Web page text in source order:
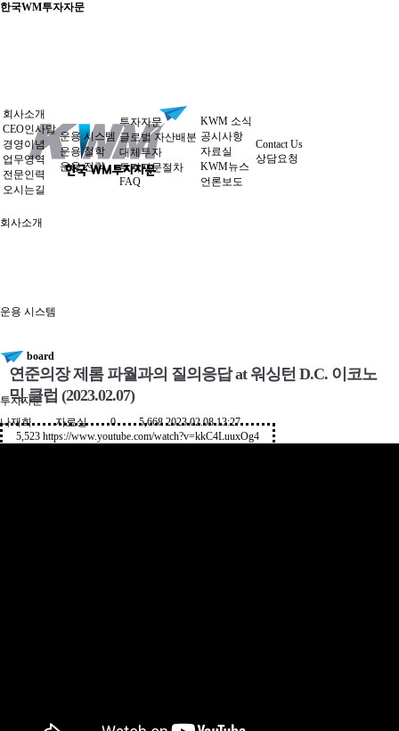
한국WM투자자문
회사소개
운용 시스템
투자자문
회사소개
CEO인사말
경영이념
업무영역
전문인력
오시는길
운용 시스템
운용 철학
운용 전략
투자자문
글로벌 자산배분
대체투자
투자자문절차
FAQ
KWM 소식
공시사항
자료실
KWM뉴스
언론보도
Contact Us
상담요청
board
연준의장 제롬 파월과의 질의응답 at 워싱턴 D.C. 이코노
믹 클럽 (2023.02.07)
나재희 자료실 0 5,668 2023.02.08 13:27
5,523 https://www.youtube.com/watch?v=kkC4LuuxOg4